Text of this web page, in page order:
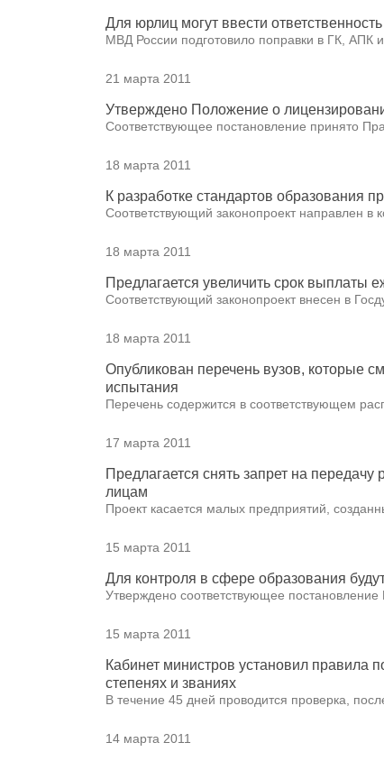
Для юрлиц могут ввести
МВД России подготовило поправки в ГК, АПК
21 марта 2011
Утверждено Положение о
Соответствующее постановление принято
18 марта 2011
К разработке стандартов образования
Соответствующий законопроект направлен в
18 марта 2011
Предлагается увеличить срок выплаты
Соответствующий законопроект внесен в
18 марта 2011
Опубликован перечень вузов, которые
испытания
Перечень содержится в соответствующем
17 марта 2011
Предлагается снять запрет на передачу
лицам
Проект касается малых предприятий,
15 марта 2011
Для контроля в сфере образования
Утверждено соответствующее постановление
15 марта 2011
Кабинет министров установил правила
степенях и званиях
В течение 45 дней проводится проверка,
14 марта 2011